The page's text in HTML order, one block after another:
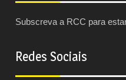
Subscreva a RCC para
Redes Sociais